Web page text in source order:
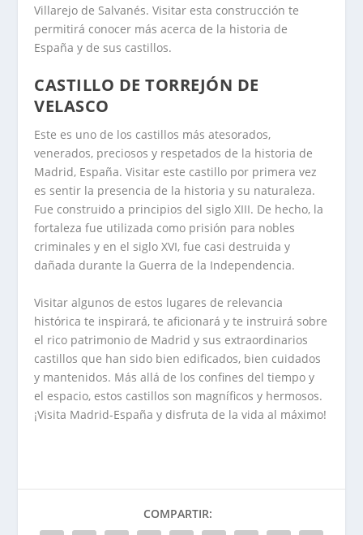
Villarejo de Salvanés. Visitar esta construcción te
permitirá conocer más acerca de la historia de
España y de sus castillos.
CASTILLO DE TORREJÓN DE
VELASCO
Este es uno de los castillos más atesorados,
venerados, preciosos y respetados de la historia de
Madrid, España. Visitar este castillo por primera vez
es sentir la presencia de la historia y su naturaleza.
Fue construido a principios del siglo XIII. De hecho, la
fortaleza fue utilizada como prisión para nobles
criminales y en el siglo XVI, fue casi destruida y
dañada durante la Guerra de la Independencia.
Visitar algunos de estos lugares de relevancia
histórica te inspirará, te aficionará y te instruirá sobre
el rico patrimonio de Madrid y sus extraordinarios
castillos que han sido bien edificados, bien cuidados
y mantenidos. Más allá de los confines del tiempo y
el espacio, estos castillos son magníficos y hermosos.
¡Visita Madrid-España y disfruta de la vida al máximo!
COMPARTIR: